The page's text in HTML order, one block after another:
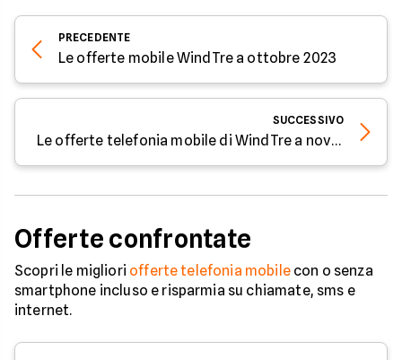
PRECEDENTE
Le offerte mobile WindTre a ottobre 2023
SUCCESSIVO
Le offerte telefonia mobile di WindTre a novembre 2023
Offerte confrontate
Scopri le migliori offerte telefonia mobilecon o senza
smartphone incluso e risparmia su chiamate, sms e
internet.